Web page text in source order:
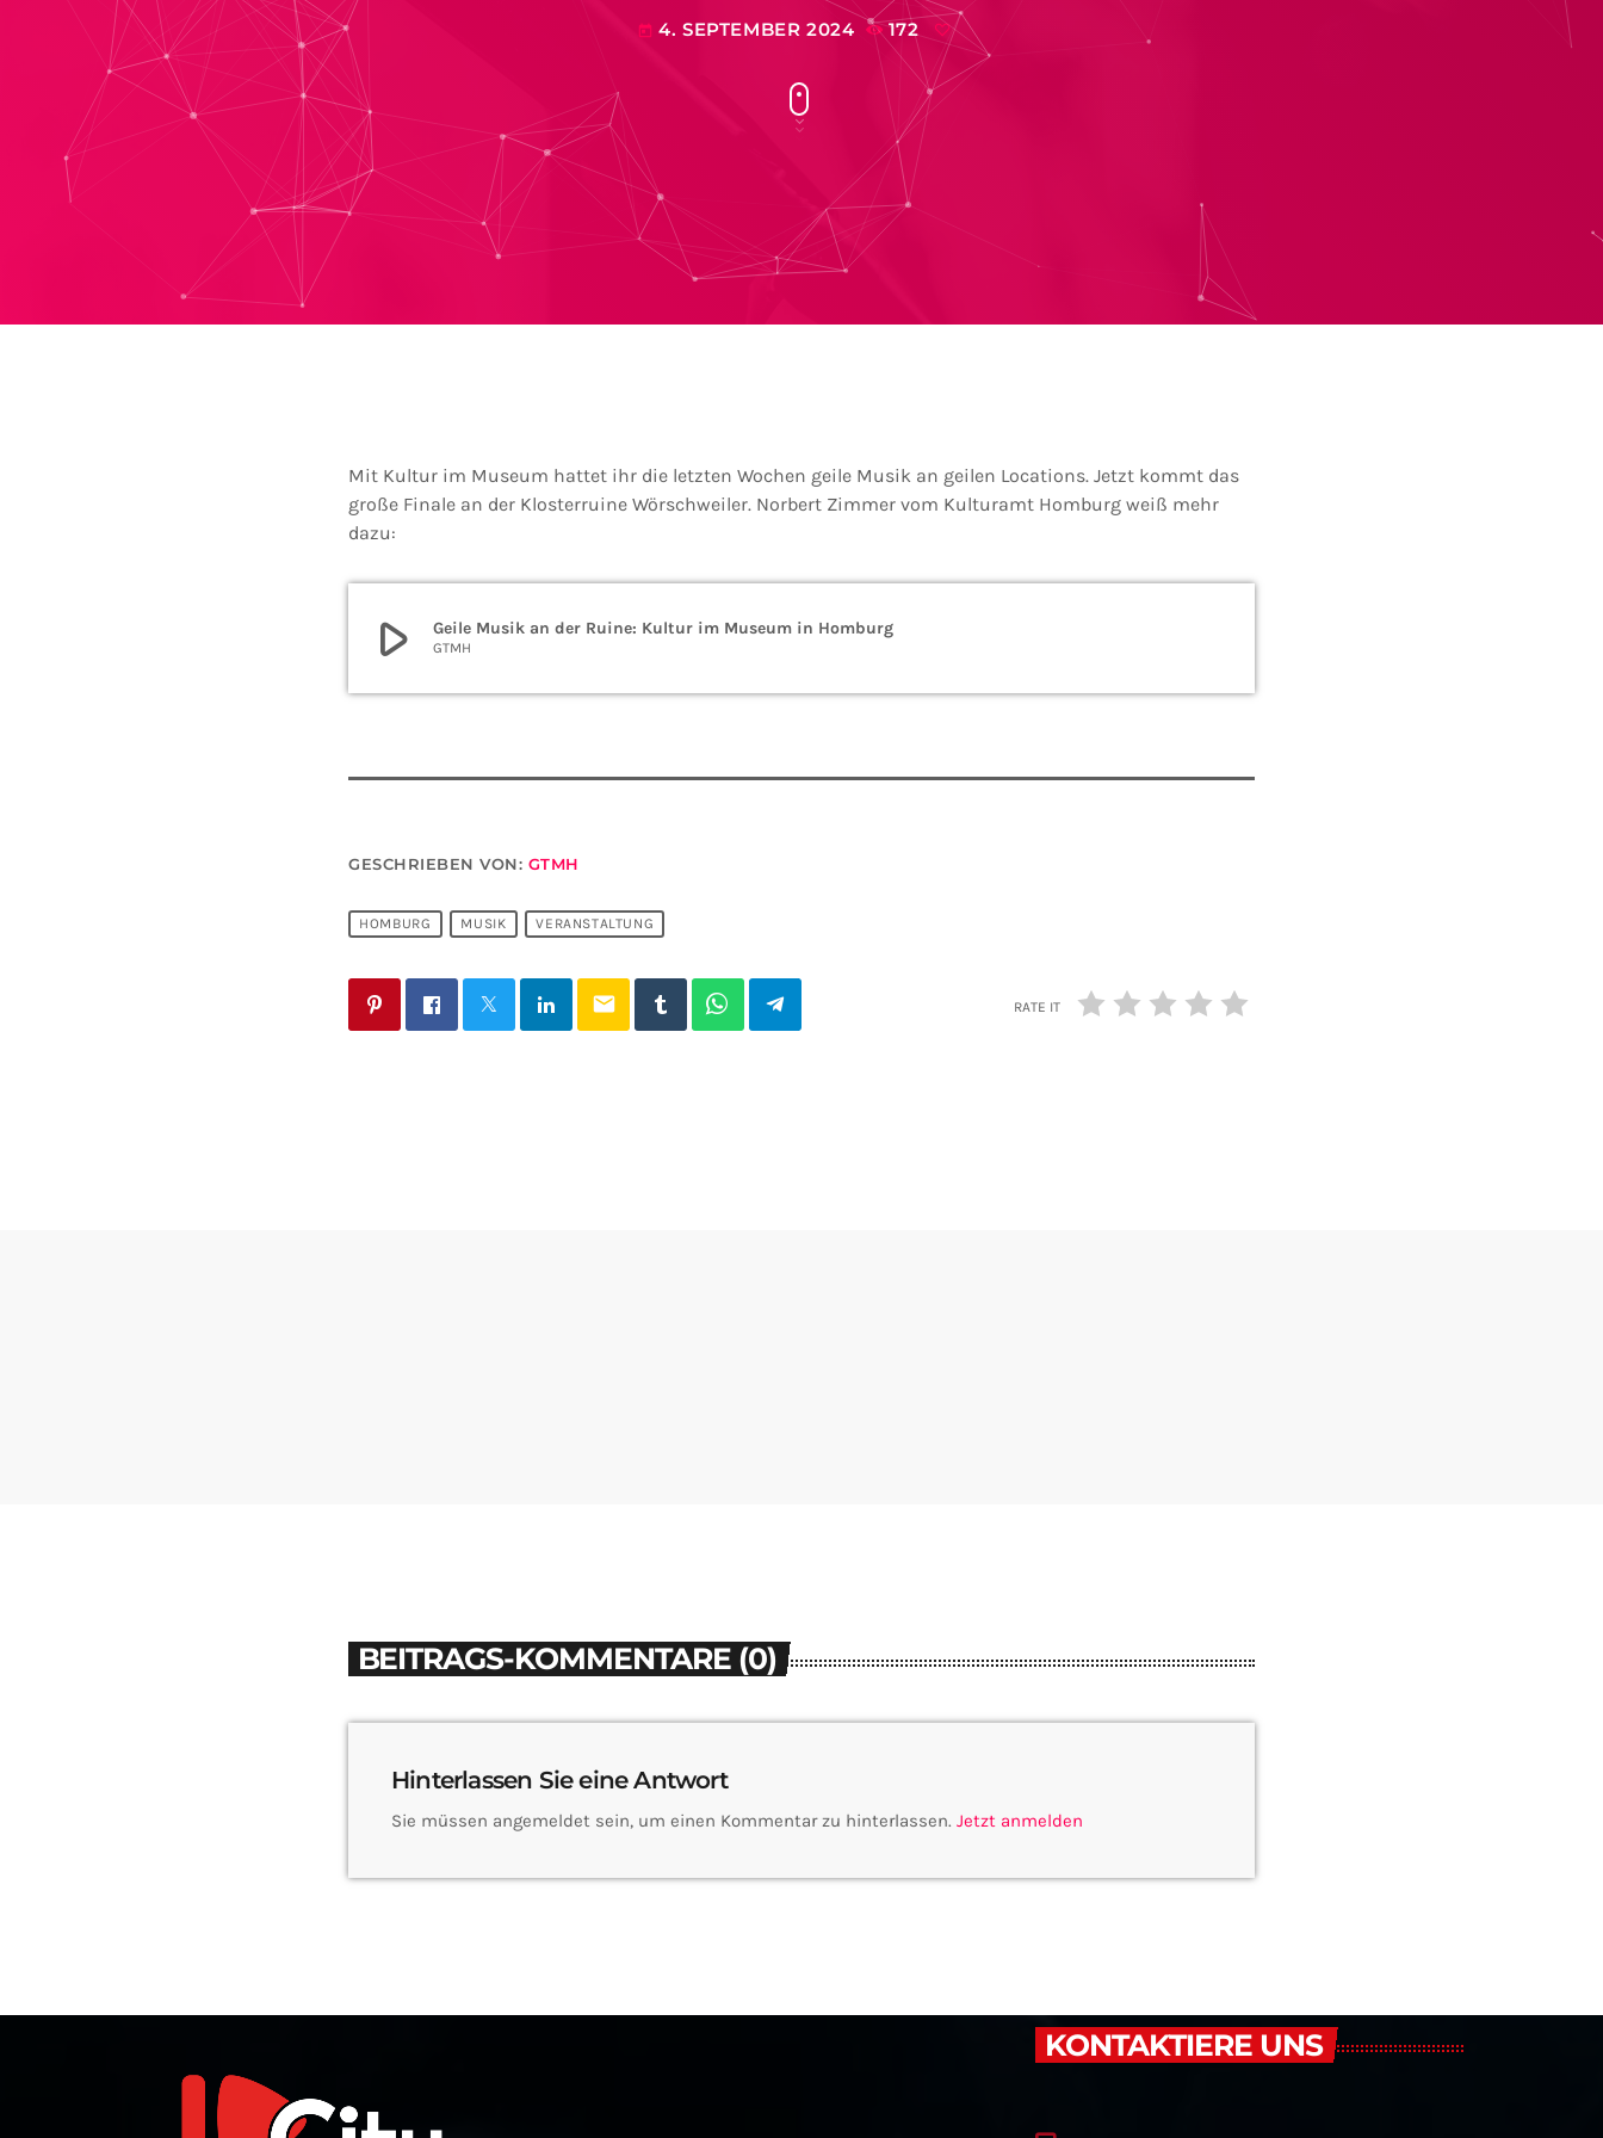
today 4. SEPTEMBER 2024 172
Mit Kultur im Museum hattet ihr die letzten Wochen geile Musik an geilen Locations. Jetzt kommt das
große Finale an der Klosterruine Wörschweiler. Norbert Zimmer vom Kulturamt Homburg weiß mehr
dazu:
play_arrow Geile Musik an der Ruine: Kultur im Museum in Homburg
GTMH
GESCHRIEBEN VON: GTMH
HOMBURG MUSIK VERANSTALTUNG
email RATE IT
BEITRAGS-KOMMENTARE (0)
Hinterlassen Sie eine Antwort
Sie müssen angemeldet sein, um einen Kommentar zu hinterlassen. Jetzt anmelden
KONTAKTIERE UNS